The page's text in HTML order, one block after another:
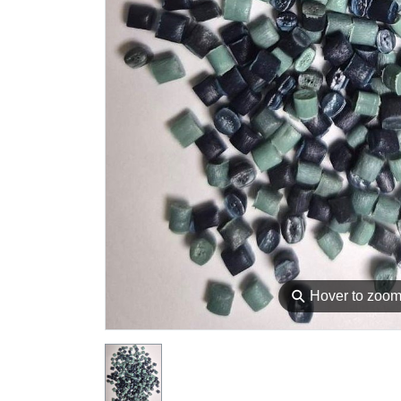
⚲Hover to zoom